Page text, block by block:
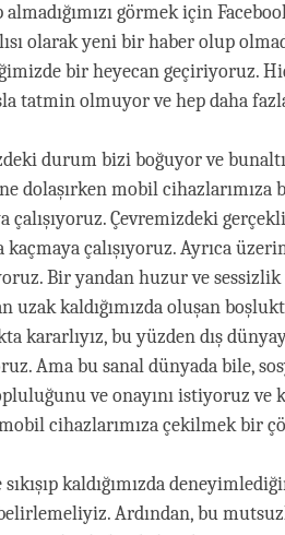
almadığımızı görmek için
olarak yeni bir haber olup
bir heyecan geçiriyoruz.
tatmin olmuyor ve hep daha
durum bizi boğuyor ve
dolaşırken mobil
çalışıyoruz. Çevremizdeki
kaçmaya çalışıyoruz. Ayrıca
Bir yandan huzur ve
uzak kaldığımızda oluşan
kararlıyız, bu yüzden dış
Ama bu sanal dünyada bile,
ve onayını istiyoruz
cihazlarımıza çekilmek bir
kaldığımızda
Ardından, bu